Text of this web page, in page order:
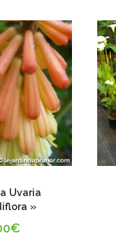
Uvaria
»
€